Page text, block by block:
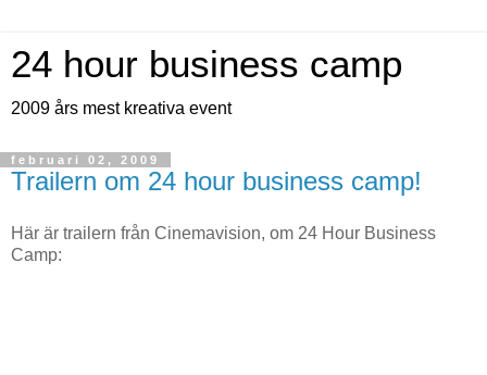
24 hour business camp
2009 års mest kreativa event
februari 02, 2009
Trailern om 24 hour business camp!
Här är trailern från Cinemavision, om 24 Hour Business
Camp: